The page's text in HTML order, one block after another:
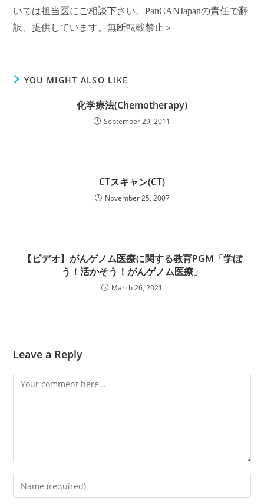
いては担当医にご相談下さい。PanCANJapanの責任で翻
訳、提供しています。無断転載禁止＞
YOU MIGHT ALSO LIKE
化学療法(Chemotherapy)
September 29, 2011
CTスキャン(CT)
November 25, 2007
【ビデオ】がんゲノム医療に関する教育PGM「学ぼ
う！活かそう！がんゲノム医療」
March 26, 2021
Leave a Reply
Comment
Enter
your